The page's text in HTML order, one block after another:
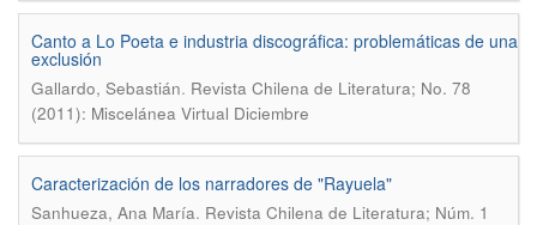
Canto a Lo Poeta e industria discográfica: problemáticas de una
exclusión
Gallardo, Sebastián. Revista Chilena de Literatura; No. 78
(2011): Miscelánea Virtual Diciembre
Caracterización de los narradores de "Rayuela"
Sanhueza, Ana María. Revista Chilena de Literatura; Núm. 1